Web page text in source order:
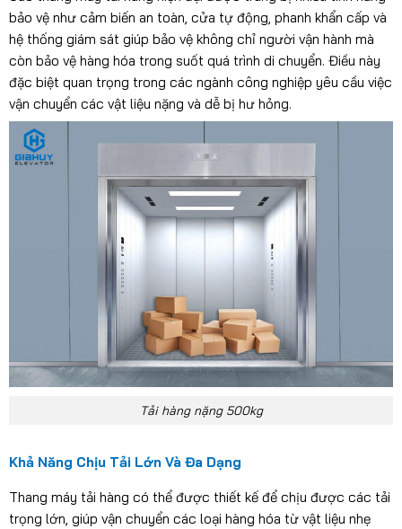
bảo vệ như cảm biến an toàn, cửa tự động, phanh khẩn cấp và
hệ thống giám sát giúp bảo vệ không chỉ người vận hành mà
còn bảo vệ hàng hóa trong suốt quá trình di chuyển. Điều này
đặc biệt quan trọng trong các ngành công nghiệp yêu cầu việc
vận chuyển các vật liệu nặng và dễ bị hư hỏng.
Tải hàng nặng 500kg
Khả Năng Chịu Tải Lớn Và Đa Dạng
Thang máy tải hàng có thể được thiết kế để chịu được các tải
trọng lớn, giúp vận chuyển các loại hàng hóa từ vật liệu nhẹ